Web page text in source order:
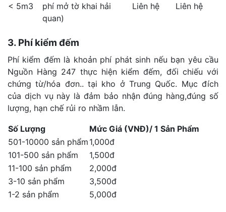
< 5m3
phí mở tờ khai hải
quan)
Liên hệ Liên hệ
3. Phí kiểm đếm
Phí kiểm đếm là khoản phí phát sinh nếu bạn yêu cầu
Nguồn Hàng 247 thực hiện kiểm đếm, đối chiếu với
chứng từ/hóa đơn.. tại kho ở Trung Quốc. Mục đích
của dịch vụ này là đảm bảo nhận đúng hàng,đúng số
lượng, hạn chế rủi ro nhầm lẫn.
Số Lượng
Mức Giá (VNĐ)/ 1 Sản Phẩm
501-10000 sản phẩm 1,000đ
101-500 sản phẩm
1,500đ
11-100 sản phẩm
2,000đ
3-10 sản phẩm
3,500đ
1-2 sản phẩm
5,000đ